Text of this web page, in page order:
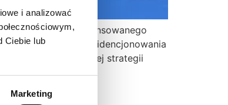
i analizować
Ciebie lub
Marketing
wdrożenia zaawansowanego
monitorowania i ewidencjonowania
realizowanej strategii